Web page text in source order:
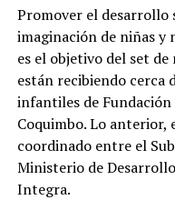
Promover el desarrollo
imaginación de niñas y
es el objetivo del set
están recibiendo cerca
infantiles de
Coquimbo. Lo anterior,
coordinado entre el
Ministerio de
Integra.